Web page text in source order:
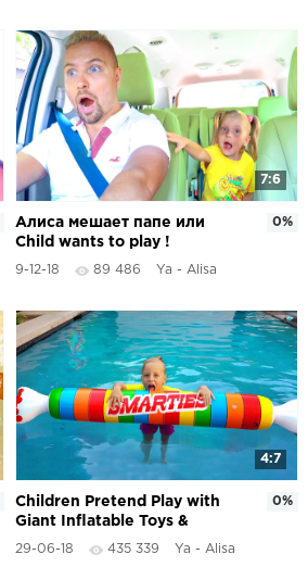
7:6
Aлиса мешает папе или
Child wants to play !
9-12-18 89 486 Ya - Alisa
0%
4:7
Children Pretend Play with
Giant Inflatable Toys &
swimming in the pool
29-06-18 435 339 Ya - Alisa
0%